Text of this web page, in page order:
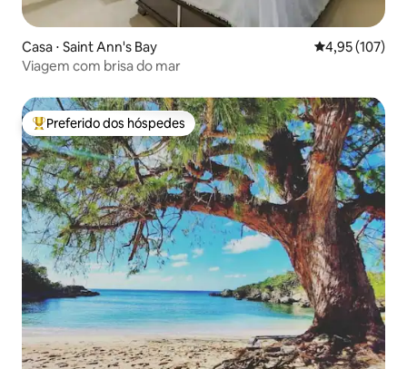
Casa ⋅ Saint Ann's Bay 4,95 de uma
4,95 (107)
Viagem com brisa do mar
Entre os melhores preferidos dos hóspedes
Preferido dos hóspedes